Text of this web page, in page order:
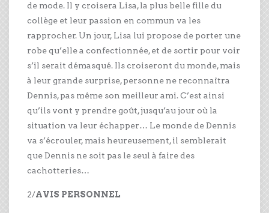
de mode. Il y croisera Lisa, la plus belle fille du
collège et leur passion en commun va les
rapprocher. Un jour, Lisa lui propose de porter une
robe qu’elle a confectionnée, et de sortir pour voir
s’il serait démasqué. Ils croiseront du monde, mais
à leur grande surprise, personne ne reconnaîtra
Dennis, pas même son meilleur ami. C’est ainsi
qu’ils vont y prendre goût, jusqu’au jour où la
situation va leur échapper… Le monde de Dennis
va s’écrouler, mais heureusement, il semblerait
que Dennis ne soit pas le seul à faire des
cachotteries…
2/AVIS PERSONNEL